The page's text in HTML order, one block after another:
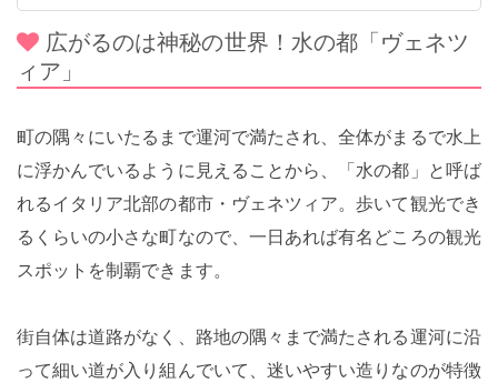
広がるのは神秘の世界！水の都「ヴェネツ
ィア」
町の隅々にいたるまで運河で満たされ、全体がまるで水上
に浮かんでいるように見えることから、「水の都」と呼ば
れるイタリア北部の都市・ヴェネツィア。歩いて観光でき
るくらいの小さな町なので、一日あれば有名どころの観光
スポットを制覇できます。
街自体は道路がなく、路地の隅々まで満たされる運河に沿
って細い道が入り組んでいて、迷いやすい造りなのが特徴